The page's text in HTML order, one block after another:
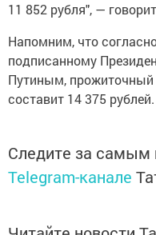
11 852 рубля", —
Напомним, что
подписанному
Путиным, прожиточный
составит 14 375 рублей.
Следите за
Telegram-канале